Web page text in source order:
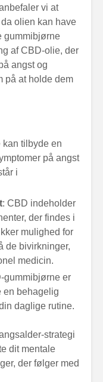
vi at
olien kan have
gummibjørne
af CBD-olie, der
angst og
på at holde dem
kan tilbyde en
på angst
i
: CBD indeholder
der findes i
mulighed for
de bivirkninger,
medicin.
gummibjørne er
en behagelig
daglige rutine.
strategi
dit mentale
der følger med